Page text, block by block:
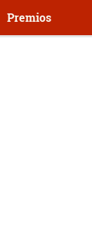
Premios